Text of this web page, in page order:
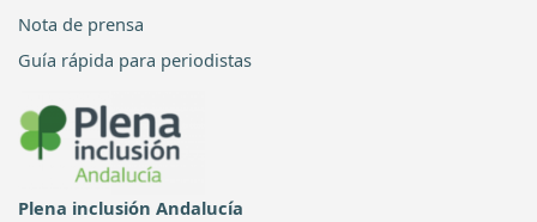
Nota de prensa
Guía rápida para periodistas
Plena inclusión Andalucía